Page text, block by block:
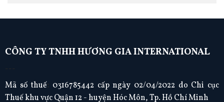
CÔNG TY TNHH HƯƠNG GIA INTERNATIONAL
---
Mã số thuế: 0316785442 cấp ngày 02/04/2022 do Chi cục
Thuế khu vực Quận 12 - huyện Hóc Môn, Tp. Hồ Chí Minh